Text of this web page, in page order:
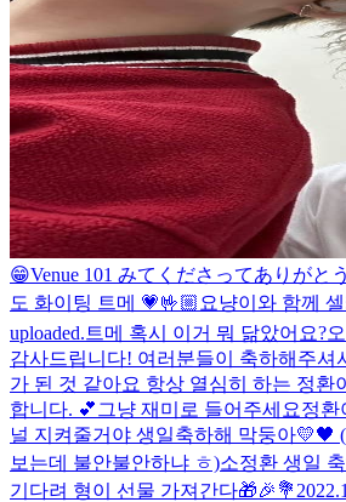
😁Venue 101 みてくださってありがと
도 화이팅 트메 💗🤟🏼 요냥이와 함께
uploaded. 트메 혹시 이거 뭐 닮았어요?
감사드립니다! 여러분들이 축하해주셔
가 된 것 같아요 항상 열심히 하는 정환
합니다. 💕 그냥 재미로 들어주세요정환
널 지켜줄거야 생일축하해 막둥아💛🖤
보는데 불안불안하냐 ㅎ)소정환 생일
기다려 형이 선물 가져간다🎁🎉💐